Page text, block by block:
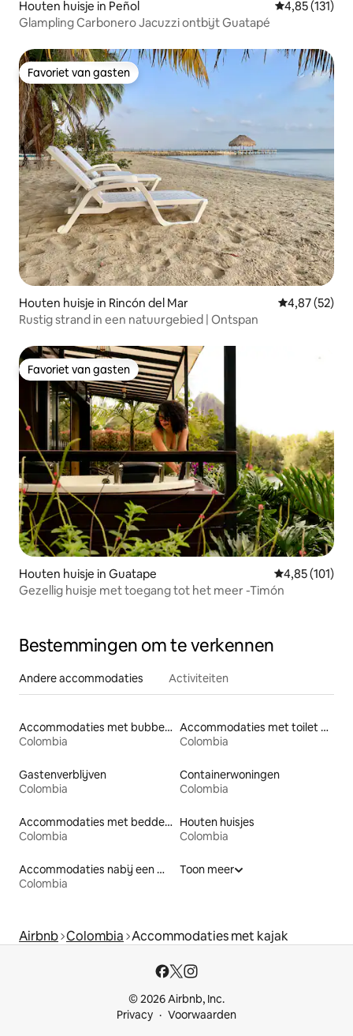
Houten huisje in Peñol Gemiddelde
4,85 (131)
Glampling Carbonero Jacuzzi ontbijt Guatapé
Favoriet van gasten
Favoriet van gasten
Houten huisje in Rincón del Mar Gemiddelde
4,87 (52)
Rustig strand in een natuurgebied | Ontspan
Favoriet van gasten
Favoriet van gasten
Houten huisje in Guatape Gemiddelde
4,85 (101)
Gezellig huisje met toegang tot het meer -Timón
Bestemmingen om te verkennen
Andere accommodaties Activiteiten
Accommodaties met bubbelbad
Colombia
Accommodaties met toilet op toegankelijke hoogte
Colombia
Gastenverblijven
Colombia
Containerwoningen
Colombia
Accommodaties met bedden op toegankelijke hoogte
Colombia
Houten huisjes
Colombia
Accommodaties nabij een meer
Colombia
Toon meer
Airbnb Colombia Accommodaties met kajak
© 2026 Airbnb, Inc.
Privacy
Voorwaarden